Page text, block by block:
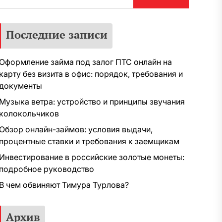
Последние записи
Оформление займа под залог ПТС онлайн на
карту без визита в офис: порядок, требования и
Музыка ветра: устройство и принципы звучания
колокольчиков
Обзор онлайн-займов: условия выдачи,
процентные ставки и требования к заемщикам
Инвестирование в российские золотые монеты:
подробное руководство
В чем обвиняют Тимура Турлова?
Архив